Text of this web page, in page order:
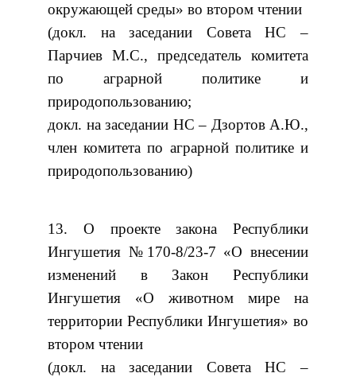
окружающей среды» во втором чтении
(докл. на заседании Совета НС –
Парчиев М.С., председатель комитета
по аграрной политике и
природопользованию;
докл. на заседании НС – Дзортов А.Ю.,
член комитета по аграрной политике и
природопользованию)
13. О проекте закона Республики
Ингушетия №170-8/23-7 «О внесении
изменений в Закон Республики
Ингушетия «О животном мире на
территории Республики Ингушетия» во
втором чтении
(докл. на заседании Совета НС –